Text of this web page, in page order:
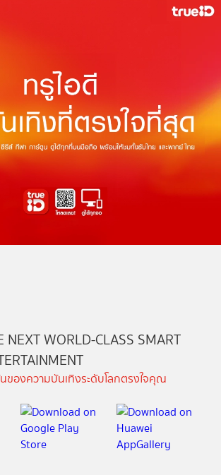
NEXT WORLD-CLASS SMART
ของความบันเทิงระดับโลกตรงใจคุณ